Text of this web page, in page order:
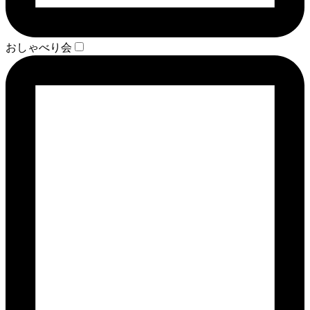
おしゃべり会